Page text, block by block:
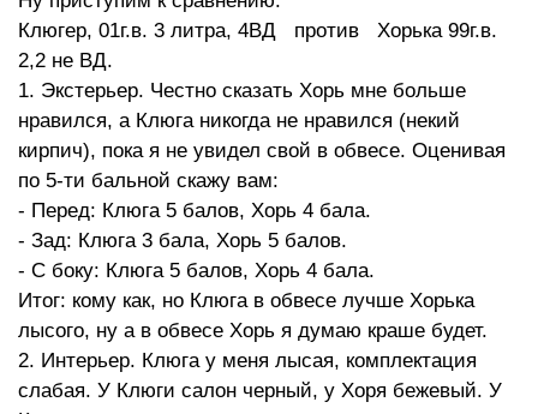
Клюгер, 01г.в. 3 литра, 4ВД против Хорька 99г.в.
2,2 не ВД.
1. Экстерьер. Честно сказать Хорь мне больше
нравился, а Клюга никогда не нравился (некий
кирпич), пока я не увидел свой в обвесе. Оценивая
по 5-ти бальной скажу вам:
- Перед: Клюга 5 балов, Хорь 4 бала.
- Зад: Клюга 3 бала, Хорь 5 балов.
- С боку: Клюга 5 балов, Хорь 4 бала.
Итог: кому как, но Клюга в обвесе лучше Хорька
лысого, ну а в обвесе Хорь я думаю краше будет.
2. Интерьер. Клюга у меня лысая, комплектация
слабая. У Клюги салон черный, у Хоря бежевый. У